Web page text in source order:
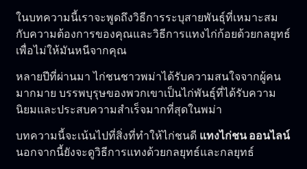
ในบทความนี้เราจะพูดถึงวิธีการระบุสายพันธุ์ที่เหมาะสม
กับความต้องการของคุณและวิธีการแทงไก่ก้อยด้วยกลยุทธ์
เพื่อไม่ให้มันหนีจากคุณ
หลายปีที่ผ่านมา ไก่ชนชาวพม่าได้รับความสนใจจากผู้คน
มากมาย บรรพบุรุษของพวกเขาเป็นไก่พันธุ์ที่ได้รับความ
นิยมและประสบความสำเร็จมากที่สุดในพม่า
บทความนี้จะเน้นไปที่สิ่งที่ทำให้ไก่ชนดี แทงไก่ชน ออนไลน์
นอกจากนี้ยังจะดูวิธีการแทงด้วยกลยุทธ์และกลยุทธ์